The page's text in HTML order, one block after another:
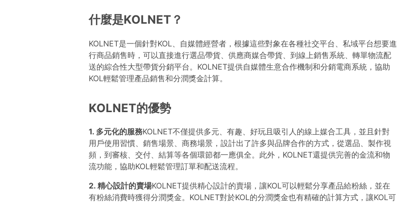
什麼是KOLNET？
KOLNET是一個針對KOL、自媒體經營者，根據這些對象在各種社交平台、私域平台想要進
行商品銷售時，可以直接進行選品帶貨、供應商媒合帶貨、到線上銷售系統、轉單物流配
送的綜合性大型帶貨分銷平台。KOLNET提供自媒體生意合作機制和分銷電商系統，協助
KOL輕鬆管理產品銷售和分潤獎金計算。
KOLNET的優勢
1. 多元化的服務KOLNET不僅提供多元、有趣、好玩且吸引人的線上媒合工具，並且針對
用戶使用習慣、銷售場景、商務場景，設計出了許多與品牌合作的方式，從選品、製作視
頻，到審核、交付、結算等各個環節都一應俱全。此外，KOLNET還提供完善的金流和物
流功能，協助KOL輕鬆管理訂單和配送流程。
2. 精心設計的賣場KOLNET提供精心設計的賣場，讓KOL可以輕鬆分享產品給粉絲，並在
有粉絲消費時獲得分潤獎金。KOLNET對於KOL的分潤獎金也有精確的計算方式，讓KOL可